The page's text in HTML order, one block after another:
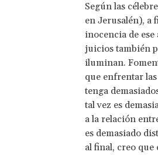
Según las
en Jerusalén), a
inocencia de ese
juicios también
iluminan.
que enfrentar
tenga
tal vez es
a la relación
es demasiado
al final, creo que